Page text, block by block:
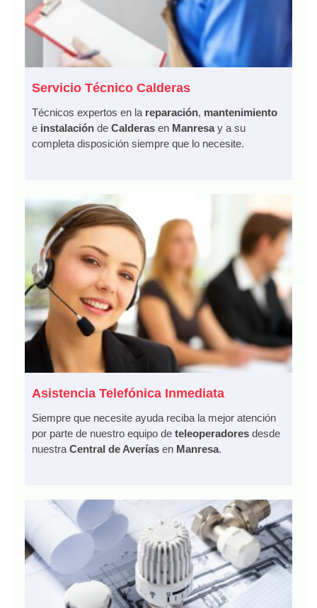
Servicio Técnico Calderas
Técnicos expertos en la reparación, mantenimiento
e instalación de Calderas en Manresay a su
completa disposición siempre que lo necesite.
Asistencia Telefónica Inmediata
Siempre que necesite ayuda reciba la mejor atención
por parte de nuestro equipo de teleoperadores desde
nuestraCentral de Averías en Manresa.